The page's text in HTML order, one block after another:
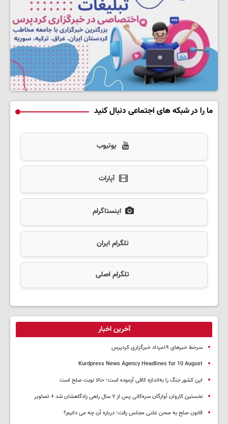
ما را در شبکه های اجتماعی دنبال کنید
یوتیوب
آپارات
اینستاگرام
تلگرام ایران
تلگرام اصلی
آخرین اخبار
سرخط خبرهای ۱۹مرداد خبرگزاری کردپرس
Kurdpress News Agency Headlines for 10 August
این کشور جنگ را به‌اندازه کافی آزموده است؛ حالا نوبت صلح است
نخستین کاروان آوارگان سره‌کانی پس از ۷ سال راهی زادگاهشان شد + تصاویر
قانون صلح به صحن علنی مجلس رفت؛ درباره آن چه می دانیم؟